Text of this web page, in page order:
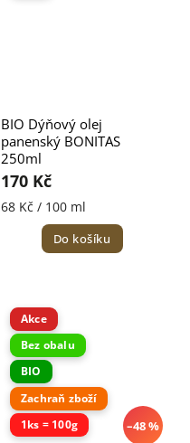
BIO Dýňový olej
panenský BONITAS
250ml
170 Kč
68 Kč / 100 ml
Do košíku
Akce
Bez obalu
BIO
Zachraň zboží
1ks = 100g
–48 %